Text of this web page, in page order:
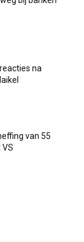
na
van 55